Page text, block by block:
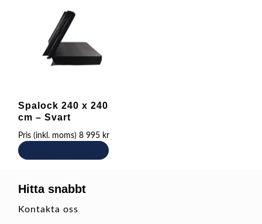
Spalock 240 x 240
cm – Svart
Pris (inkl. moms) 8 995 kr
Hitta snabbt
Kontakta oss